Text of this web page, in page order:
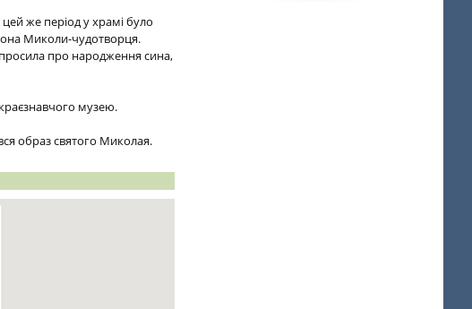
же період у храмі було
Миколи-чудотворця.
про народження сина,
краєзнавчого музею.
образ святого Миколая.